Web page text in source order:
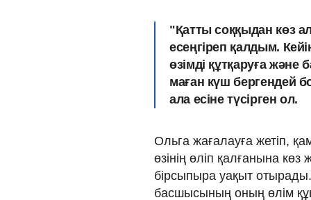
"Қатты соққыдан көз
есеңгіреп қалдым.
өзімді құтқаруға
маған күш бергендей
ала есіне түсірген ол.
Ольга жағалауға жетіп,
өзінің өліп қалғанына көз
бірсыпыра уақыт отырады.
басшысының оның өлім